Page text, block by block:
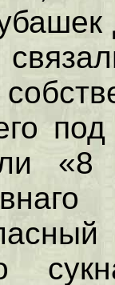
под
«8